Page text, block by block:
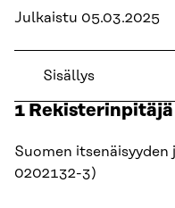
Julkaistu 05.03.2025
Sisällys
1 Rekisterinpitäjä
Suomen
0202132-3)